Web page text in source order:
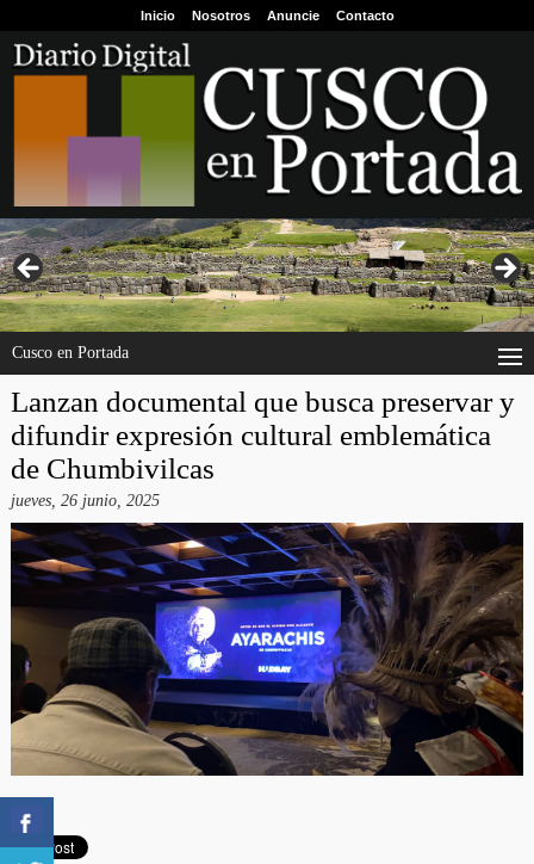
Inicio Nosotros Anuncie Contacto
Cusco en Portada
Lanzan documental que busca preservar y
difundir expresión cultural emblemática
de Chumbivilcas
jueves, 26 junio, 2025